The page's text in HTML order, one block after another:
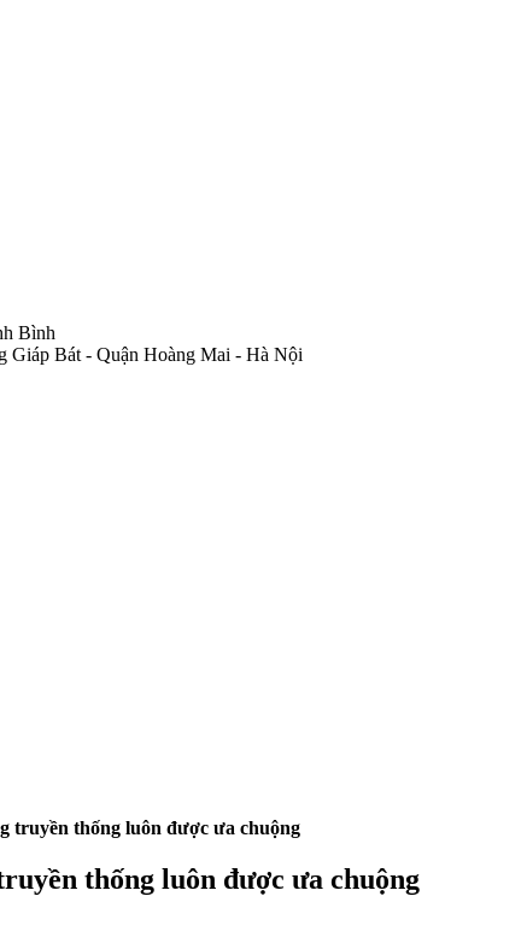
Bình
Giáp Bát - Quận Hoàng Mai - Hà Nội
truyền thống luôn được ưa chuộng
thống luôn được ưa chuộng